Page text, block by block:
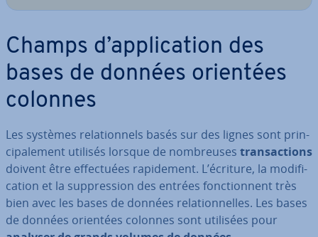
Champs d’ap­pli­ca­tion des
bases de données orientées
colonnes
Les systèmes re­la­tion­nels basés sur des lignes sont prin­
ci­pa­le­ment utilisés lorsque de nom­breuses tran­sac­tions
doivent être ef­fec­tuées ra­pi­de­ment. L’écriture, la mo­di­fi­
ca­tion et la sup­pres­sion des entrées fonc­tion­nent très
bien avec les bases de données re­la­tion­nelles. Les bases
de données orientées colonnes sont utilisées pour